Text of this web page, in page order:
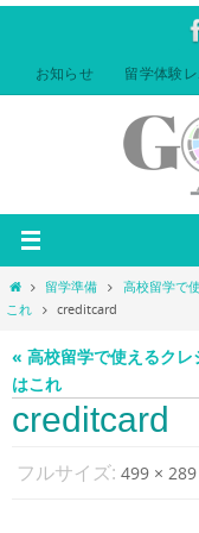
ン
キ
プ
お知らせ 留学体験
ホ
ー
留学準備
高校留学で
これ
creditcard
« 高校留学で使えるク
はこれ
creditcard
フルサイズ: 499 × 289